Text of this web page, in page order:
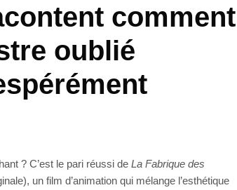
comment
oublié
? C’est le pari réussi de La Fabrique des
un film d’animation qui mélange l’esthétique